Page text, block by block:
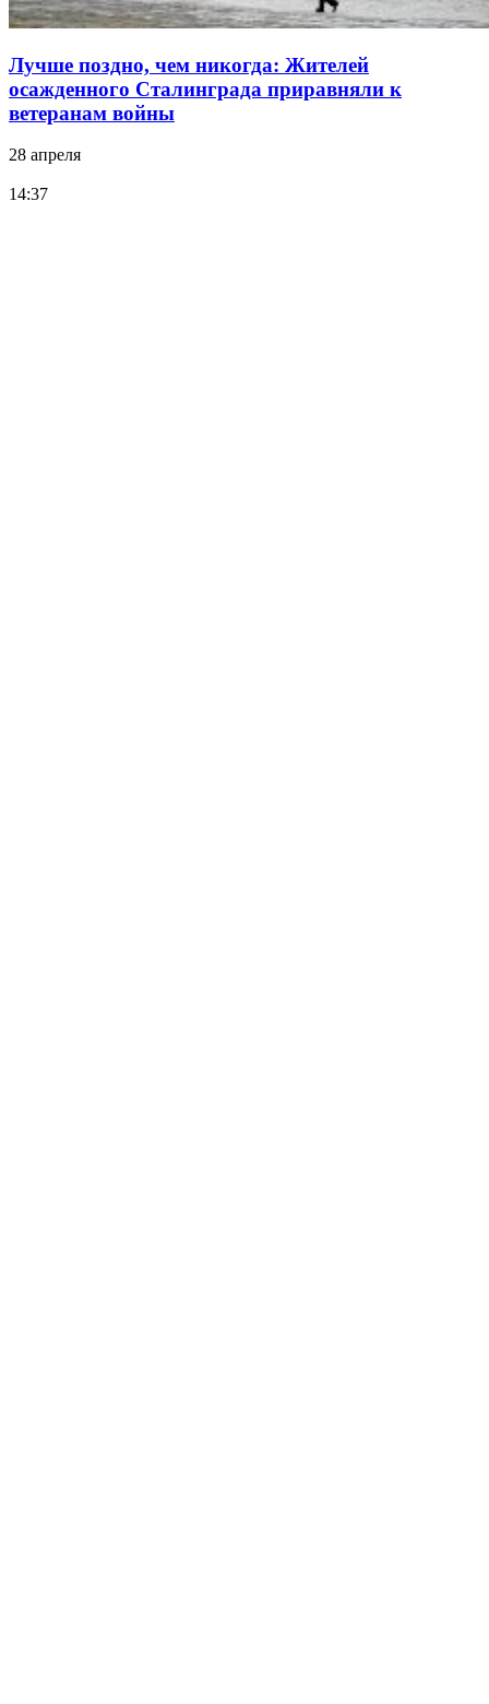
Лучше поздно, чем никогда: Жителей
осажденного Сталинграда приравняли к
ветеранам войны
28 апреля
14:37